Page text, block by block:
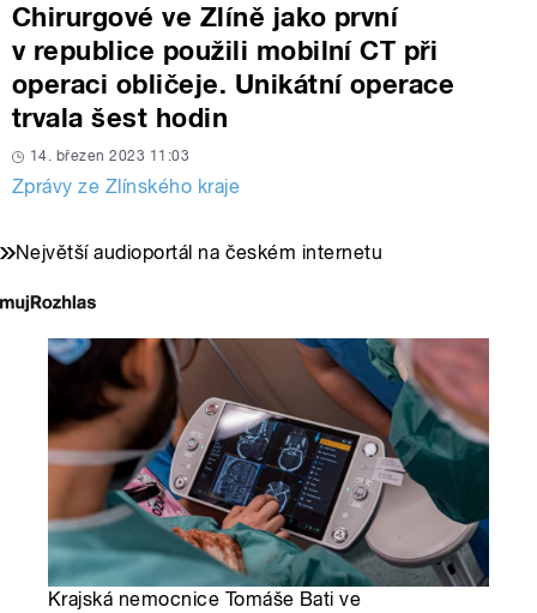
Chirurgové ve Zlíně jako první
v republice použili mobilní CT při
operaci obličeje. Unikátní operace
trvala šest hodin
14. březen 2023 11:03
Zprávy ze Zlínského kraje
Největší audioportál na českém internetu
Krajská nemocnice Tomáše Bati ve